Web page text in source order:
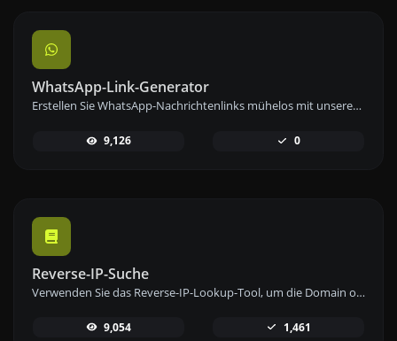
WhatsApp-Link-Generator
Erstellen Sie WhatsApp-Nachrichtenlinks mühelos mit unserem WhatsApp-Link-Generator-Tool für sofortige Kommunikation.
9,126 0
Reverse-IP-Suche
Verwenden Sie das Reverse-IP-Lookup-Tool, um die Domain oder den Host zu finden, der mit einer IP-Adresse verknüpft ist, schnell und einfach.
9,054 1,461